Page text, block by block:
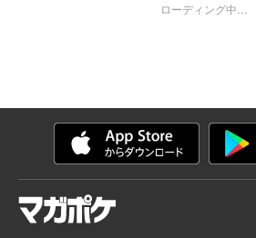
ローディング中…